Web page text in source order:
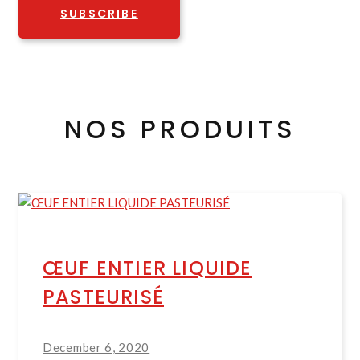
SUBSCRIBE
NOS PRODUITS
ŒUF ENTIER LIQUIDE
PASTEURISÉ
December 6, 2020